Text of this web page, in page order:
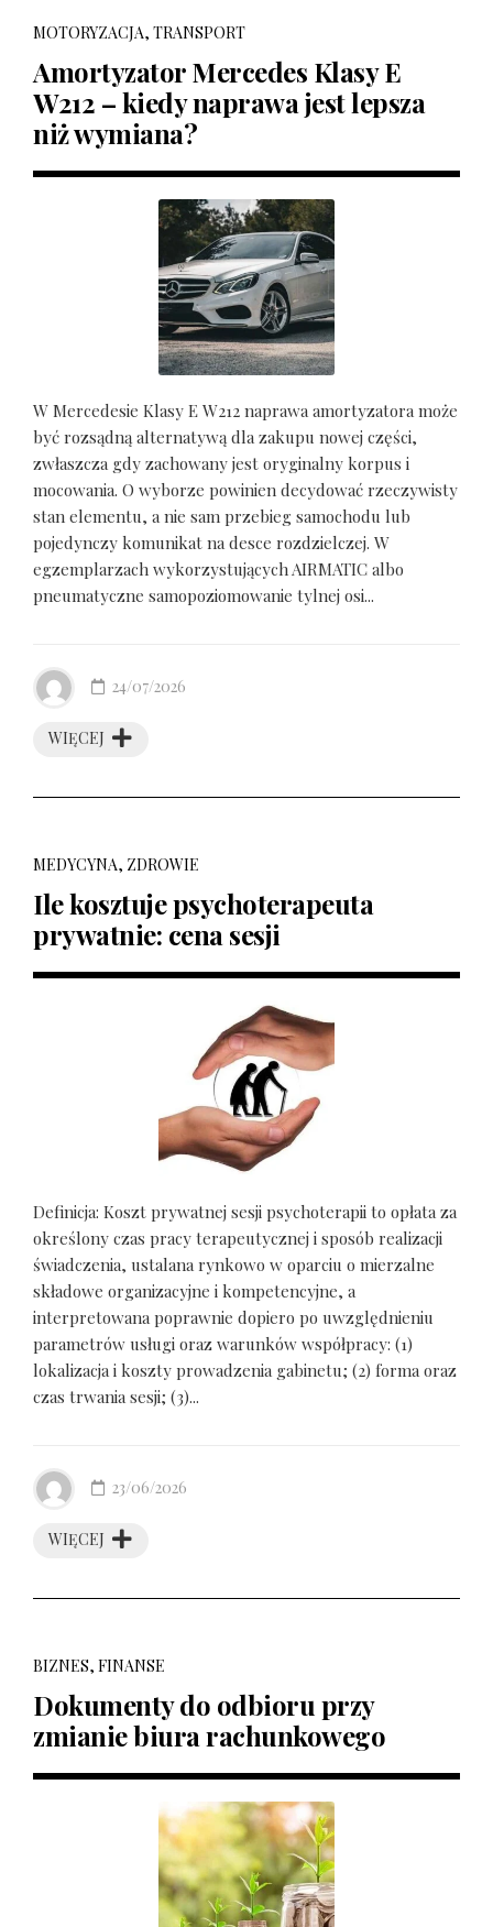
MOTORYZACJA, TRANSPORT
Amortyzator Mercedes Klasy E
W212 – kiedy naprawa jest lepsza
niż wymiana?
W Mercedesie Klasy E W212 naprawa amortyzatora może
być rozsądną alternatywą dla zakupu nowej części,
zwłaszcza gdy zachowany jest oryginalny korpus i
mocowania. O wyborze powinien decydować rzeczywisty
stan elementu, a nie sam przebieg samochodu lub
pojedynczy komunikat na desce rozdzielczej. W
egzemplarzach wykorzystujących AIRMATIC albo
pneumatyczne samopoziomowanie tylnej osi...
WIĘCEJ
24/07/2026
MEDYCYNA, ZDROWIE
Ile kosztuje psychoterapeuta
prywatnie: cena sesji
Definicja: Koszt prywatnej sesji psychoterapii to opłata za
określony czas pracy terapeutycznej i sposób realizacji
świadczenia, ustalana rynkowo w oparciu o mierzalne
składowe organizacyjne i kompetencyjne, a
interpretowana poprawnie dopiero po uwzględnieniu
parametrów usługi oraz warunków współpracy: (1)
lokalizacja i koszty prowadzenia gabinetu; (2) forma oraz
czas trwania sesji; (3)...
WIĘCEJ
23/06/2026
BIZNES, FINANSE
Dokumenty do odbioru przy
zmianie biura rachunkowego